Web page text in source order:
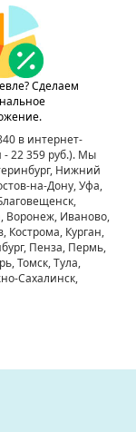
Сделаем
в интернет-
22 359 руб.). Мы
Нижний
на-Дону, Уфа,
Воронеж, Иваново,
Кострома, Курган,
Пенза, Пермь,
Томск, Тула,
Сахалинск,